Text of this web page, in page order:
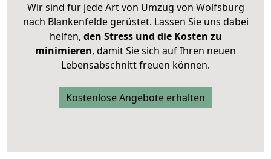
Wir sind für jede Art von Umzug von Wolfsburg
nach Blankenfelde gerüstet. Lassen Sie uns dabei
helfen, den Stress und die Kosten zu
minimieren, damit Sie sich auf Ihren neuen
Lebensabschnitt freuen können.
Kostenlose Angebote erhalten